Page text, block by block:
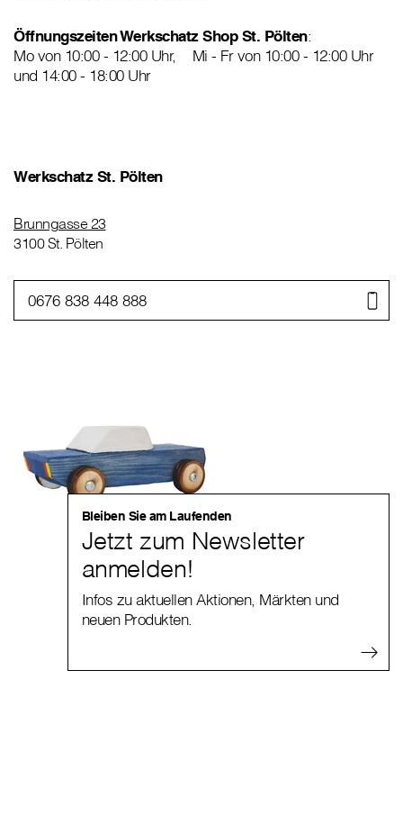
Öffnungszeiten Werkschatz Shop St. Pölten:
Mo von 10:00 - 12:00 Uhr, Mi - Fr von 10:00 - 12:00 Uhr
und 14:00 - 18:00 Uhr
Werkschatz St. Pölten
Brunngasse 23
3100 St. Pölten
0676 838 448 888
Bleiben Sie am Laufenden
Jetzt zum Newsletter
anmelden!
Infos zu aktuellen Aktionen, Märkten und
neuen Produkten.